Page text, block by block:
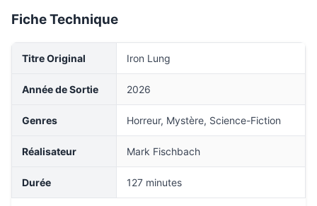
Fiche Technique
Titre Original Iron Lung
Année de Sortie 2026
Genres Horreur, Mystère, Science-Fiction
Réalisateur Mark Fischbach
Durée 127 minutes